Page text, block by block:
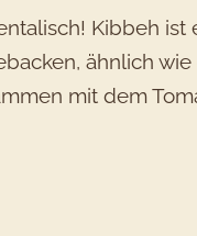
Kibbeh
ähnlich
mit dem